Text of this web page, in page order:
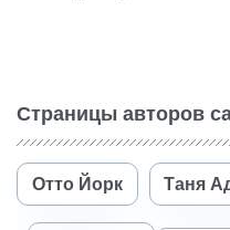
Страницы авторов
Отто Йорк Таня